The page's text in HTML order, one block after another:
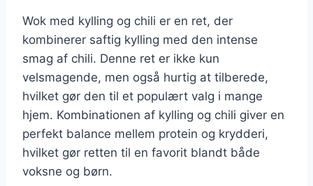
Wok med kylling og chili er en ret, der
kombinerer saftig kylling med den intense
smag af chili. Denne ret er ikke kun
velsmagende, men også hurtig at tilberede,
hvilket gør den til et populært valg i mange
hjem. Kombinationen af kylling og chili giver en
perfekt balance mellem protein og krydderi,
hvilket gør retten til en favorit blandt både
voksne og børn.